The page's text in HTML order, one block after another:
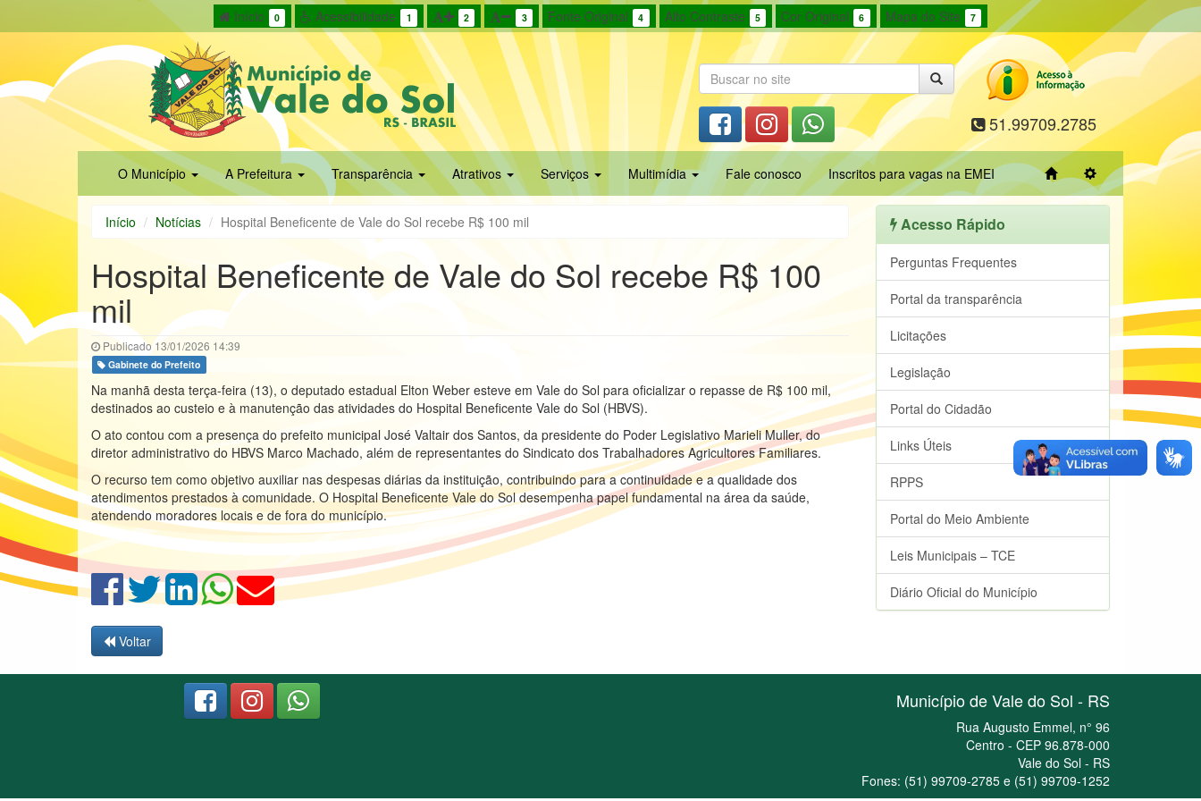
Início 0 Acessibilidade 1 2 3 Fonte Original 4 Alto Contraste 5 Cor Original 6 Mapa do Site 7
51.99709.2785
O Município A Prefeitura Transparência Atrativos Serviços Multimídia Fale conosco Inscritos para vagas na EMEI
Início Notícias Hospital Beneficente de Vale do Sol recebe R$ 100 mil
Hospital Beneficente de Vale do Sol recebe R$ 100
mil
Publicado 13/01/2026 14:39
Gabinete do Prefeito
Na manhã desta terça-feira (13), o deputado estadual Elton Weber esteve em Vale do Sol para oficializar o repasse de R$ 100 mil,
destinados ao custeio e à manutenção das atividades do Hospital Beneficente Vale do Sol (HBVS).
O ato contou com a presença do prefeito municipal José Valtair dos Santos, da presidente do Poder Legislativo Marieli Muller, do
diretor administrativo do HBVS Marco Machado, além de representantes do Sindicato dos Trabalhadores Agricultores Familiares.
O recurso tem como objetivo auxiliar nas despesas diárias da instituição, contribuindo para a continuidade e a qualidade dos
atendimentos prestados à comunidade. O Hospital Beneficente Vale do Sol desempenha papel fundamental na área da saúde,
atendendo moradores locais e de fora do município.
Voltar
Acesso Rápido
Perguntas Frequentes
Portal da transparência
Licitações
Legislação
Portal do Cidadão
Links Úteis
RPPS
Portal do Meio Ambiente
Leis Municipais – TCE
Diário Oficial do Município
Município de Vale do Sol - RS
Rua Augusto Emmel, n° 96
Centro - CEP 96.878-000
Vale do Sol - RS
Fones: (51) 99709-2785 e (51) 99709-1252